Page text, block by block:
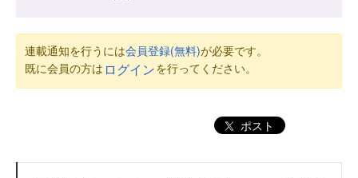
連載通知を行うには会員登録(無料)が必要です。
既に会員の方は ログインを行ってください。
ポスト